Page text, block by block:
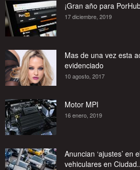
¡Gran año para
17 diciembre, 2019
Mas de una vez esta
evidenciado
10 agosto, 2017
Motor MPI
16 enero, 2019
Anuncian ‘ajustes’ en
vehiculares en